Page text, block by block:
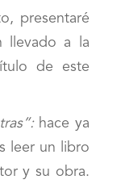
presentaré
llevado a la
de este
hace ya
leer un libro
y su obra.